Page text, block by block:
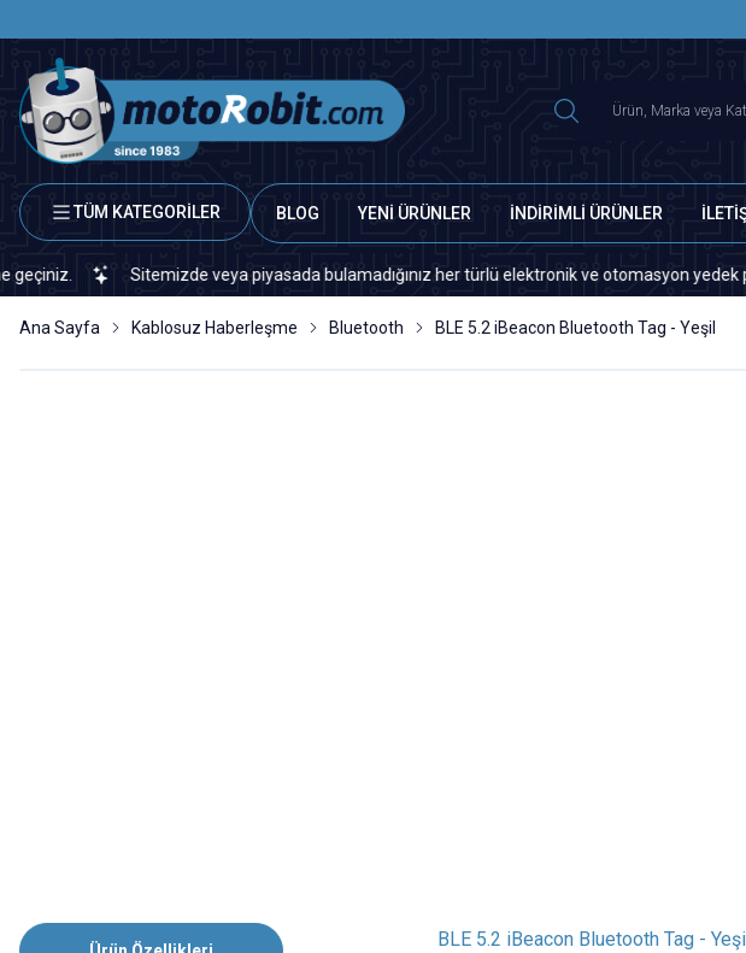
TÜM KATEGORİLER BLOG YENİ ÜRÜNLER İNDİRİMLİ ÜRÜNLER
Sitemizde veya piyasada bulamadığınız her türlü elektronik ve otomasyon yedek parça
Ana Sayfa Kablosuz Haberleşme Bluetooth BLE 5.2 iBeacon Bluetooth Tag - Yeşil
BLE 5.2 iBeacon Bluetooth Tag -